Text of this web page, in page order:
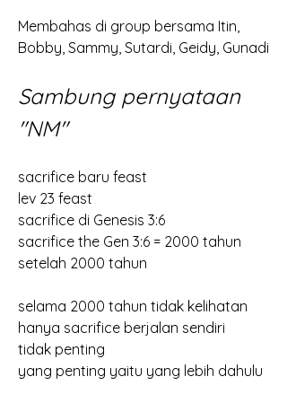
Membahas di group bersama Itin,
Bobby, Sammy, Sutardi, Geidy, Gunadi
Sambung pernyataan
"NM"
sacrifice baru feast
lev 23 feast
sacrifice di Genesis 3:6
sacrifice the Gen 3:6 = 2000 tahun
setelah 2000 tahun
selama 2000 tahun tidak kelihatan
hanya sacrifice berjalan sendiri
tidak penting
yang penting yaitu yang lebih dahulu